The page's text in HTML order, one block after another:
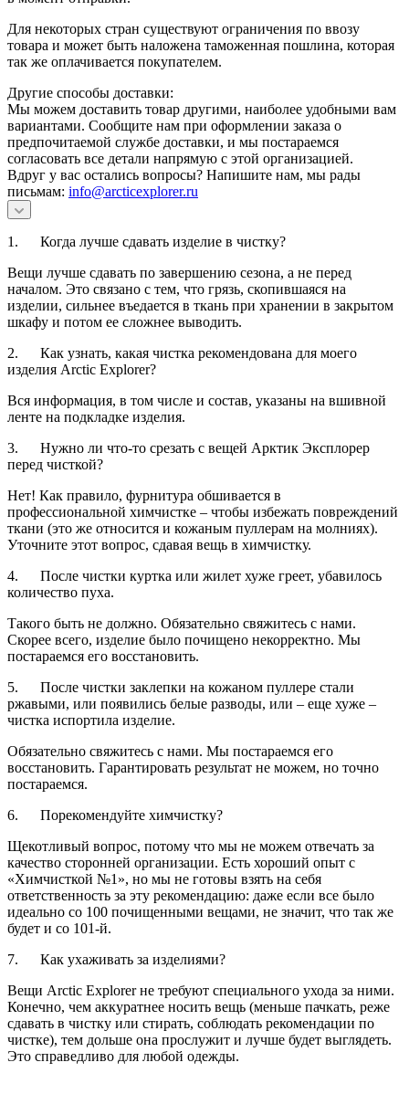
Для некоторых стран существуют ограничения по ввозу
товара и может быть наложена таможенная пошлина, которая
так же оплачивается покупателем.
Другие способы доставки:
Мы можем доставить товар другими, наиболее удобными вам
вариантами. Сообщите нам при оформлении заказа о
предпочитаемой службе доставки, и мы постараемся
согласовать все детали напрямую с этой организацией.
Вдруг у вас остались вопросы? Напишите нам, мы рады
письмам: info@arcticexplorer.ru
1. Когда лучше сдавать изделие в чистку?
Вещи лучше сдавать по завершению сезона, а не перед
началом. Это связано с тем, что грязь, скопившаяся на
изделии, сильнее въедается в ткань при хранении в закрытом
шкафу и потом ее сложнее выводить.
2. Как узнать, какая чистка рекомендована для моего
изделия Arctic Explorer?
Вся информация, в том числе и состав, указаны на вшивной
ленте на подкладке изделия.
3. Нужно ли что-то срезать с вещей Арктик Эксплорер
перед чисткой?
Нет! Как правило, фурнитура обшивается в
профессиональной химчистке – чтобы избежать повреждений
ткани (это же относится и кожаным пуллерам на молниях).
Уточните этот вопрос, сдавая вещь в химчистку.
4. После чистки куртка или жилет хуже греет, убавилось
количество пуха.
Такого быть не должно. Обязательно свяжитесь с нами.
Скорее всего, изделие было почищено некорректно. Мы
постараемся его восстановить.
5. После чистки заклепки на кожаном пуллере стали
ржавыми, или появились белые разводы, или – еще хуже –
чистка испортила изделие.
Обязательно свяжитесь с нами. Мы постараемся его
восстановить. Гарантировать результат не можем, но точно
постараемся.
6. Порекомендуйте химчистку?
Щекотливый вопрос, потому что мы не можем отвечать за
качество сторонней организации. Есть хороший опыт с
«Химчисткой №1», но мы не готовы взять на себя
ответственность за эту рекомендацию: даже если все было
идеально со 100 почищенными вещами, не значит, что так же
будет и со 101-й.
7. Как ухаживать за изделиями?
Вещи Arctic Explorer не требуют специального ухода за ними.
Конечно, чем аккуратнее носить вещь (меньше пачкать, реже
сдавать в чистку или стирать, соблюдать рекомендации по
чистке), тем дольше она прослужит и лучше будет выглядеть.
Это справедливо для любой одежды.